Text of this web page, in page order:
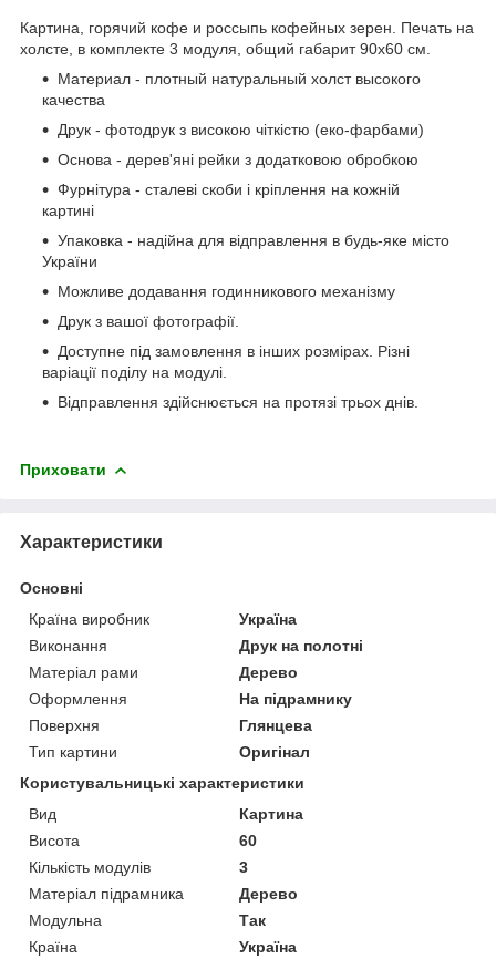
Картина, горячий кофе и россыпь кофейных зерен. Печать на
холсте, в комплекте 3 модуля, общий габарит 90x60 см.
Материал - плотный натуральный холст высокого
качества
Друк - фотодрук з високою чіткістю (еко-фарбами)
Основа - дерев'яні рейки з додатковою обробкою
Фурнітура - сталеві скоби і кріплення на кожній
картині
Упаковка - надійна для відправлення в будь-яке місто
України
Можливе додавання годинникового механізму
Друк з вашої фотографії.
Доступне під замовлення в інших розмірах. Різні
варіації поділу на модулі.
Відправлення здійснюється на протязі трьох днів.
Приховати
Характеристики
Основні
Країна виробник
Україна
Виконання
Друк на полотні
Матеріал рами
Дерево
Оформлення
На підрамнику
Поверхня
Глянцева
Тип картини
Оригінал
Користувальницькі характеристики
Вид
Картина
Висота
60
Кількість модулів
3
Матеріал підрамника
Дерево
Модульна
Так
Країна
Україна